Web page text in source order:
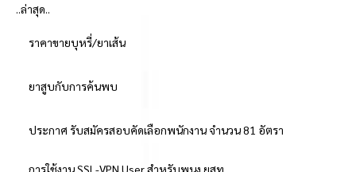
..ล่าสุด..
ราคาขายบุหรี่/ยาเส้น
ยาสูบกับการค้นพบ
ประกาศ รับสมัครสอบคัดเลือกพนักงาน จำนวน 81 อัตรา
การใช้งาน SSL-VPN User สำหรับพนง.ยสท.